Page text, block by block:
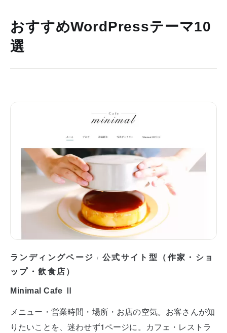
おすすめWordPressテーマ10
選
ランディングページ / 公式サイト型（作家・ショ
ップ・飲食店）
Minimal Cafe Ⅱ
メニュー・営業時間・場所・お店の空気。お客さんが知
りたいことを、迷わせず1ページに。カフェ・レストラ